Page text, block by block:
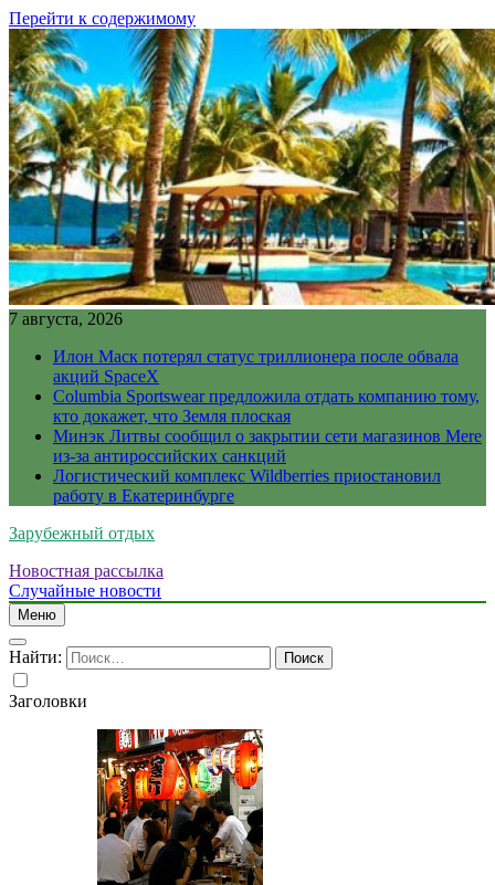
Перейти к содержимому
7 августа, 2026
Илон Маск потерял статус триллионера после обвала
акций SpaceX
Columbia Sportswear предложила отдать компанию тому,
кто докажет, что Земля плоская
Минэк Литвы сообщил о закрытии сети магазинов Mere
из-за антироссийских санкций
Логистический комплекс Wildberries приостановил
работу в Екатеринбурге
Зарубежный отдых
Новостная рассылка
Случайные новости
Меню
Найти:
Заголовки